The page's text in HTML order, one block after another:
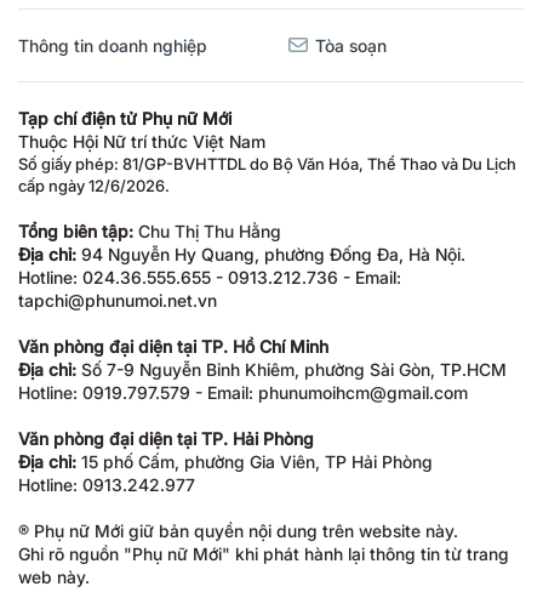
Thông tin doanh nghiệp Tòa soạn
Tạp chí điện tử Phụ nữ Mới
Thuộc Hội Nữ trí thức Việt Nam
Số giấy phép: 81/GP-BVHTTDL do Bộ Văn Hóa, Thể Thao và Du Lịch
cấp ngày 12/6/2026.
Tổng biên tập: Chu Thị Thu Hằng
Địa chỉ: 94 Nguyễn Hy Quang, phường Đống Đa, Hà Nội.
Hotline: 024.36.555.655 - 0913.212.736 - Email:
tapchi@phunumoi.net.vn
Văn phòng đại diện tại TP. Hồ Chí Minh
Địa chỉ: Số 7-9 Nguyễn Bỉnh Khiêm, phường Sài Gòn, TP.HCM
Hotline: 0919.797.579 - Email: phunumoihcm@gmail.com
Văn phòng đại diện tại TP. Hải Phòng
Địa chỉ: 15 phố Cấm, phường Gia Viên, TP Hải Phòng
Hotline: 0913.242.977
® Phụ nữ Mới giữ bản quyền nội dung trên website này.
Ghi rõ nguồn "Phụ nữ Mới" khi phát hành lại thông tin từ trang
web này.